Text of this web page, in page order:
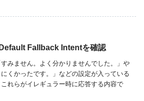
Fallback Intentを確認
みません。よく分かりませんでした。」や
にくかったです。」などの設定が入っている
れらがイレギュラー時に応答する内容で